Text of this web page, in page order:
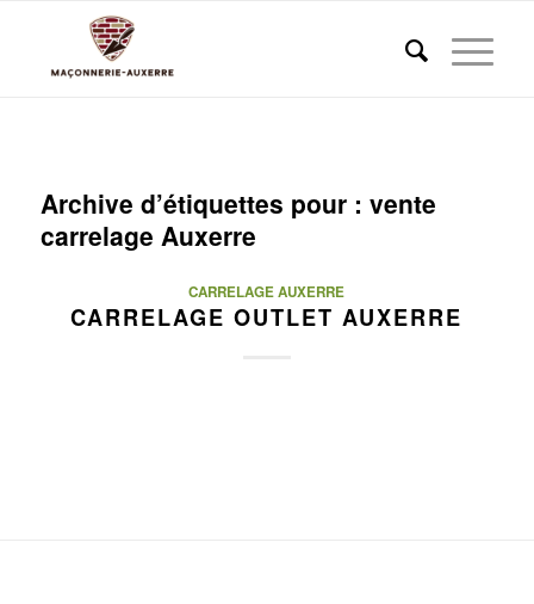
Archive d’étiquettes pour : vente
carrelage Auxerre
CARRELAGE AUXERRE
CARRELAGE OUTLET AUXERRE